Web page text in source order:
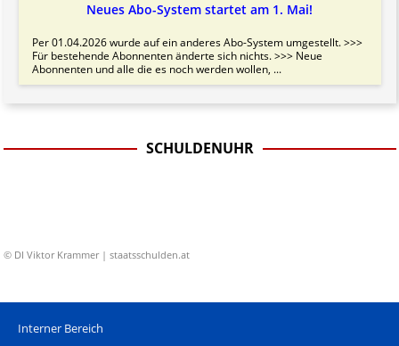
Neues Abo-System startet am 1. Mai!
Per 01.04.2026 wurde auf ein anderes Abo-System umgestellt. >>>
Für bestehende Abonnenten änderte sich nichts. >>> Neue
Abonnenten und alle die es noch werden wollen, ...
SCHULDENUHR
© DI Viktor Krammer | staatsschulden.at
Interner Bereich